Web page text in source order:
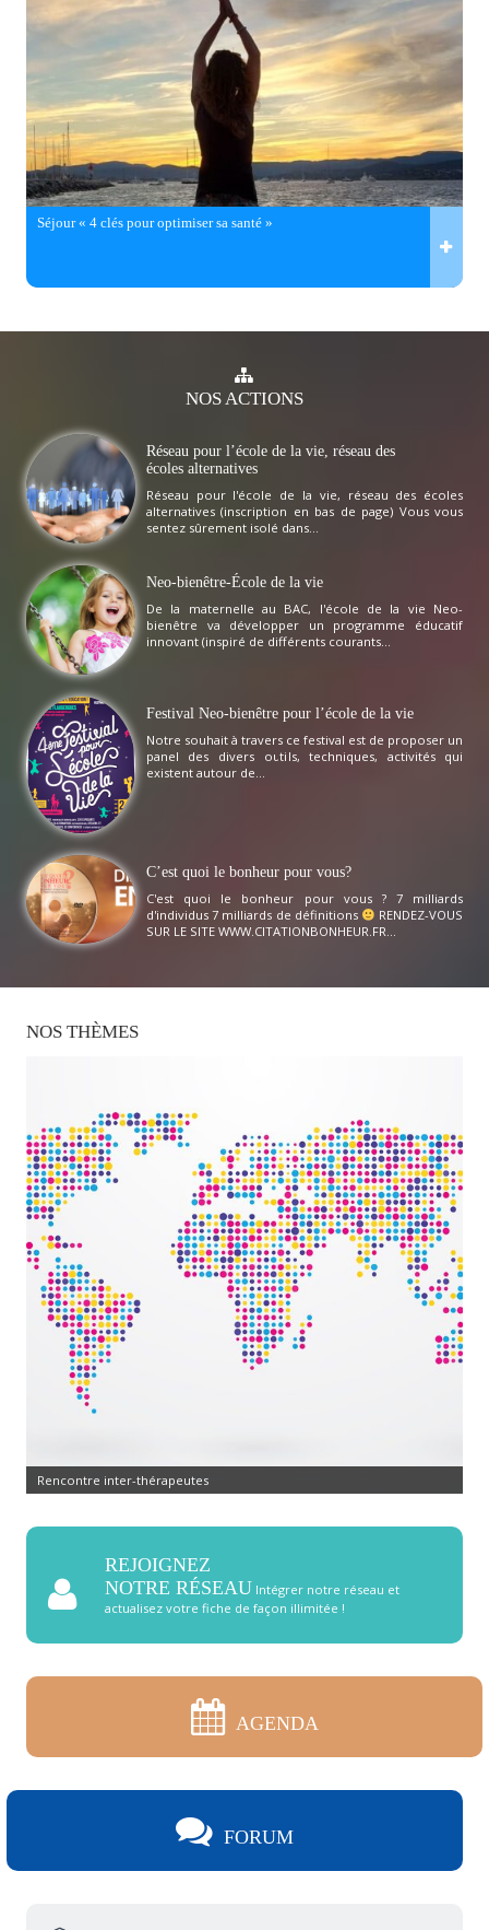
Séjour « 4 clés pour optimiser sa santé »
NOSACTIONS
Réseau pour l’école de la vie, réseau des
écoles alternatives
Réseau pour l'école de la vie, réseau des écoles
alternatives (inscription en bas de page) Vous vous
sentez sûrement isolé dans...
Neo-bienêtre-École de la vie
De la maternelle au BAC, l'école de la vie Neo-
bienêtre va développer un programme éducatif
innovant (inspiré de différents courants...
Festival Neo-bienêtre pour l’école de la vie
Notre souhait à travers ce festival est de proposer un
panel des divers outils, techniques, activités qui
existent autour de...
C’est quoi le bonheur pour vous?
C'est quoi le bonheur pour vous ? 7 milliards
d'individus 7 milliards de définitions
RENDEZ-VOUS
SUR LE SITE WWW.CITATIONBONHEUR.FR...
NOS THÈMES
Rencontre inter-thérapeutes
REJOIGNEZ
NOTRE RÉSEAU Intégrer notre réseau et
actualisez votre fiche de façon illimitée !
AGENDA
FORUM